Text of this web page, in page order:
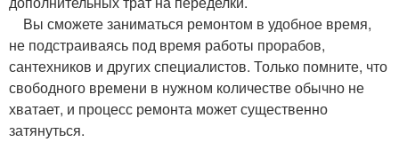
Вы сможете заниматься ремонтом в удобное время,
не подстраиваясь под время работы прорабов,
сантехников и других специалистов. Только помните, что
свободного времени в нужном количестве обычно не
хватает, и процесс ремонта может существенно
затянуться.